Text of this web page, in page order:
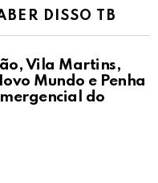
DISSO TB
Vila Martins,
Mundo e Penha
do